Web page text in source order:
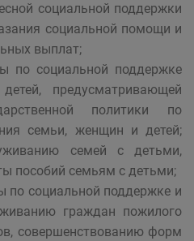
социальной поддержки
социальной помощи и
выплат;
по социальной поддержке
предусматривающей
политики по
семьи, женщин и детей;
семей с детьми,
пособий семьям с детьми;
по социальной поддержке и
граждан пожилого
совершенствованию форм